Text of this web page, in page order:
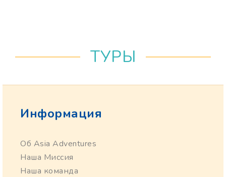
ТУРЫ
Информация
Об Asia Adventures
Наша Миссия
Наша команда